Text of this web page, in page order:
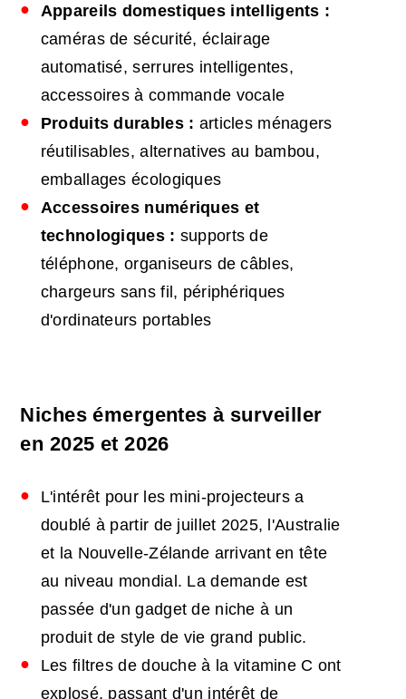
Appareils domestiques intelligents :
caméras de sécurité, éclairage
automatisé, serrures intelligentes,
accessoires à commande vocale
Produits durables : articles ménagers
réutilisables, alternatives au bambou,
emballages écologiques
Accessoires numériques et
technologiques : supports de
téléphone, organiseurs de câbles,
chargeurs sans fil, périphériques
d'ordinateurs portables
Niches émergentes à surveiller
en 2025 et 2026
L'intérêt pour les mini-projecteurs a
doublé à partir de juillet 2025, l'Australie
et la Nouvelle-Zélande arrivant en tête
au niveau mondial. La demande est
passée d'un gadget de niche à un
produit de style de vie grand public.
Les filtres de douche à la vitamine C ont
explosé, passant d'un intérêt de